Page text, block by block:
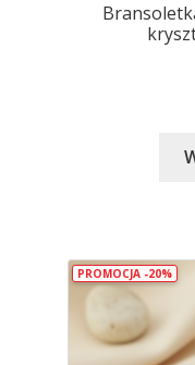
PROMOCJA -20%